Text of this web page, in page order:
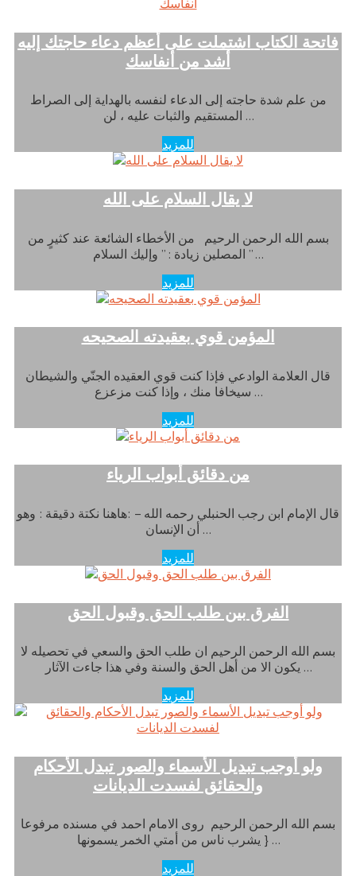
فاتحة الكتاب اشتملت على أعظم دعاء حاجتك إليه
أشد من أنفاسك
من علم شدة حاجته إلى الدعاء لنفسه بالهداية إلى الصراط
المستقيم والثبات عليه ، لن …
للمزيد
لا يقال السلام على الله
بسم الله الرحمن الرحيم من الأخطاء الشائعة عند كثيرٍ من
المصلين زيادة : ” وإليك السلام ” …
للمزيد
المؤمن قوي بعقيدته الصحيحه
قال العلامة الوادعي فإذا كنت قوي العقيده الجنّي والشيطان
سيخافا منك ، وإذا كنت مزعزع …
للمزيد
من دقائق أبواب الرياء
قال الإمام ابن رجب الحنبلي رحمه الله – :هاهنا نكتة دقيقة : وهو
أن الإنسان …
للمزيد
الفرق بين طلب الحق وقبول الحق
بسم الله الرحمن الرحيم ان طلب الحق والسعي في تحصيله لا
يكون الا من أهل الحق والسنة وفي هذا جاءت الآثار …
للمزيد
ولو أوجب تبديل الأسماء والصور تبدل الأحكام
والحقائق لفسدت الديانات
بسم الله الرحمن الرحيم روى الامام احمد في مسنده مرفوعا
{ يشرب ناس من أمتي الخمر يسمونها …
للمزيد